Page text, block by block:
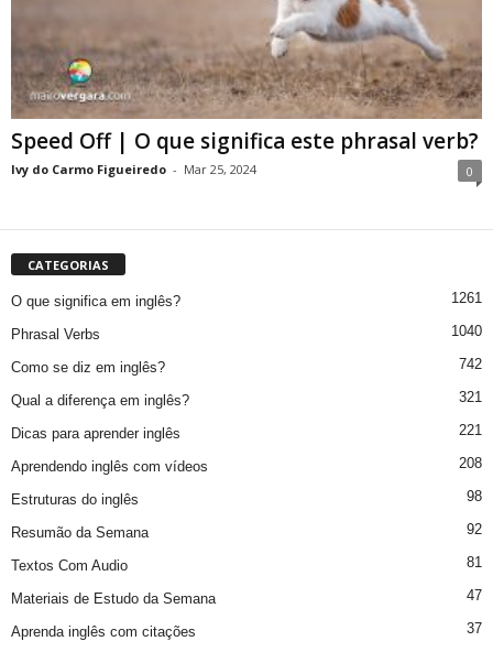
Speed Off | O que significa este phrasal verb?
Ivy do Carmo Figueiredo - Mar 25, 2024 0
CATEGORIAS
O que significa em inglês? 1261
Phrasal Verbs 1040
Como se diz em inglês? 742
Qual a diferença em inglês? 321
Dicas para aprender inglês 221
Aprendendo inglês com vídeos 208
Estruturas do inglês 98
Resumão da Semana 92
Textos Com Audio 81
Materiais de Estudo da Semana 47
Aprenda inglês com citações 37